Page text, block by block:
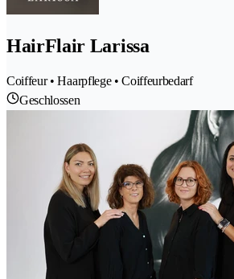
HairFlair Larissa
Coiffeur • Haarpflege • Coiffeurbedarf
Geschlossen